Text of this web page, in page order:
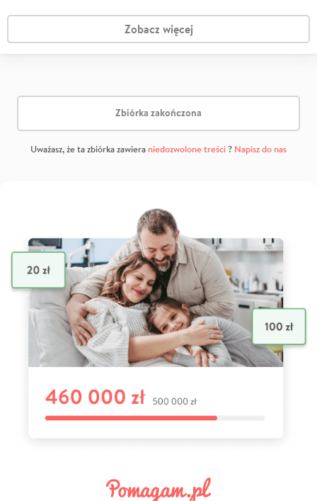
Zobacz więcej
Zbiórka zakończona
Uważasz, że ta zbiórka zawiera niedozwolone treści? Napisz do nas